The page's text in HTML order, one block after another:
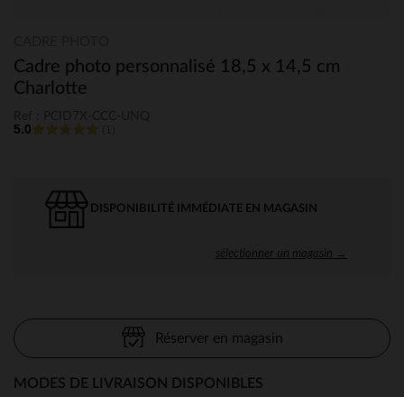
Cadre photo personnalisé 18,5 x 14,5 cm
Charlotte
5.0
DISPONIBILITÉ IMMÉDIATE EN MAGASIN
sélectionner un magasin →
Réserver en magasin
MODES DE LIVRAISON DISPONIBLES